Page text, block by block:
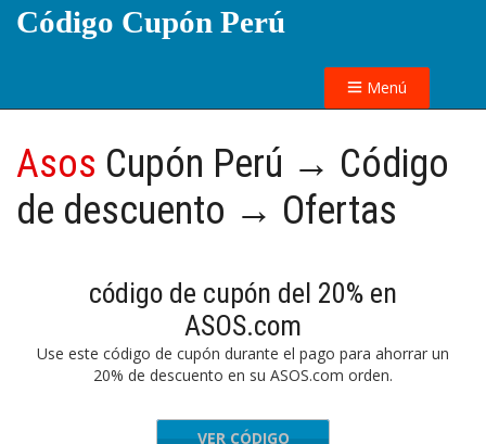
Código Cupón Perú
Menú
Asos Cupón Perú → Código
de descuento → Ofertas
código de cupón del 20% en
ASOS.com
Use este código de cupón durante el pago para ahorrar un
20% de descuento en su ASOS.com orden.
SPEEDY
VER CÓDIGO